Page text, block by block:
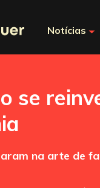
Notícias
se
na arte de